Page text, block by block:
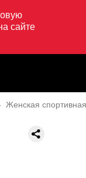
сайте
Женская